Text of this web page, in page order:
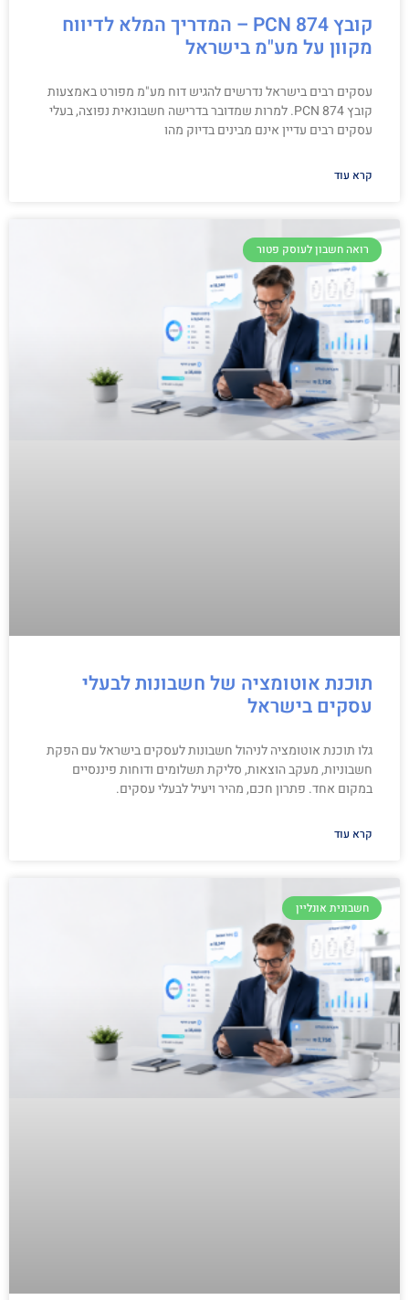
קובץ PCN 874 – המדריך המלא לדיווח
מקוון על מע"מ בישראל
עסקים רבים בישראל נדרשים להגיש דוח מע"מ מפורט באמצעות
קובץ PCN 874. למרות שמדובר בדרישה חשבונאית נפוצה, בעלי
עסקים רבים עדיין אינם מבינים בדיוק מהו
קרא עוד
רואה חשבון לעוסק פטור
תוכנת אוטומציה של חשבונות לבעלי
עסקים בישראל
גלו תוכנת אוטומציה לניהול חשבונות לעסקים בישראל עם הפקת
חשבוניות, מעקב הוצאות, סליקת תשלומים ודוחות פיננסיים
במקום אחד. פתרון חכם, מהיר ויעיל לבעלי עסקים.
קרא עוד
חשבונית אונליין